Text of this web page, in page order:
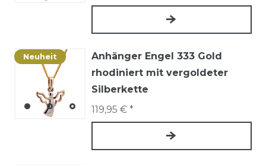
Neuheit
Anhänger Engel 333 Gold
rhodiniert mit vergoldeter
Silberkette
119,95 € *